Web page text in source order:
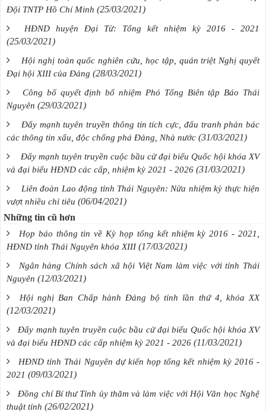
Đội TNTP Hồ Chí Minh (25/03/2021)
HĐND huyện Đại Từ: Tổng kết nhiệm kỳ 2016 - 2021
(25/03/2021)
Hội nghị toàn quốc nghiên cứu, học tập, quán triệt Nghị quyết
Đại hội XIII của Đảng (28/03/2021)
Công bố quyết định bổ nhiệm Phó Tổng Biên tập Báo Thái
Nguyên (29/03/2021)
Đẩy mạnh tuyên truyền thông tin tích cực, đấu tranh phản bác
các thông tin xấu, độc chống phá Đảng, Nhà nước (31/03/2021)
Đẩy mạnh tuyên truyền cuộc bầu cử đại biểu Quốc hội khóa XV
và đại biểu HĐND các cấp, nhiệm kỳ 2021 - 2026 (31/03/2021)
Liên đoàn Lao động tỉnh Thái Nguyên: Nửa nhiệm kỳ thực hiện
vượt nhiều chỉ tiêu (06/04/2021)
Những tin cũ hơn
Họp báo thông tin về Kỳ họp tổng kết nhiệm kỳ 2016 - 2021,
HĐND tỉnh Thái Nguyên khóa XIII (17/03/2021)
Ngân hàng Chính sách xã hội Việt Nam làm việc với tỉnh Thái
Nguyên (12/03/2021)
Hội nghị Ban Chấp hành Đảng bộ tỉnh lần thứ 4, khóa XX
(12/03/2021)
Đẩy mạnh tuyên truyền cuộc bầu cử đại biểu Quốc hội khóa XV
và đại biểu HĐND các cấp nhiệm kỳ 2021 - 2026 (11/03/2021)
HĐND tỉnh Thái Nguyên dự kiến họp tổng kết nhiệm kỳ 2016 -
2021 (09/03/2021)
Đồng chí Bí thư Tỉnh ủy thăm và làm việc với Hội Văn học Nghệ
thuật tỉnh (26/02/2021)